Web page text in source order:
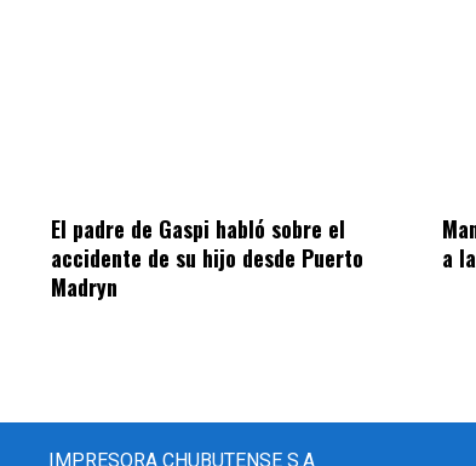
El padre de Gaspi habló sobre el
accidente de su hijo desde Puerto
Madryn
a
IMPRESORA CHUBUTENSE S.A